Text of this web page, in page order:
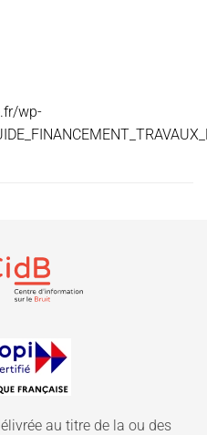
wp-
au titre de la ou des